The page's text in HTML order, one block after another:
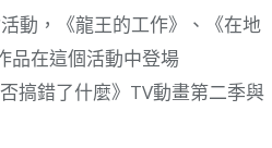
動，《龍王的工作》、《在地
品在這個活動中登場
搞錯了什麼》TV動畫第二季與